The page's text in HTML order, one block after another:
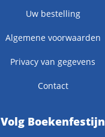
Uw bestelling
Algemene voorwaarden
Privacy van gegevens
Contact
Volg Boekenfestijn